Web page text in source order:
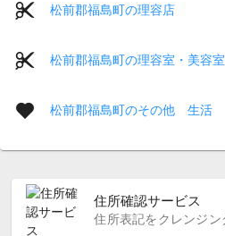
松前郡福島町の理容店
松前郡福島町の理容室・美容室
松前郡福島町のその他 生活
住所確認サービス
住所表記をクレンジ